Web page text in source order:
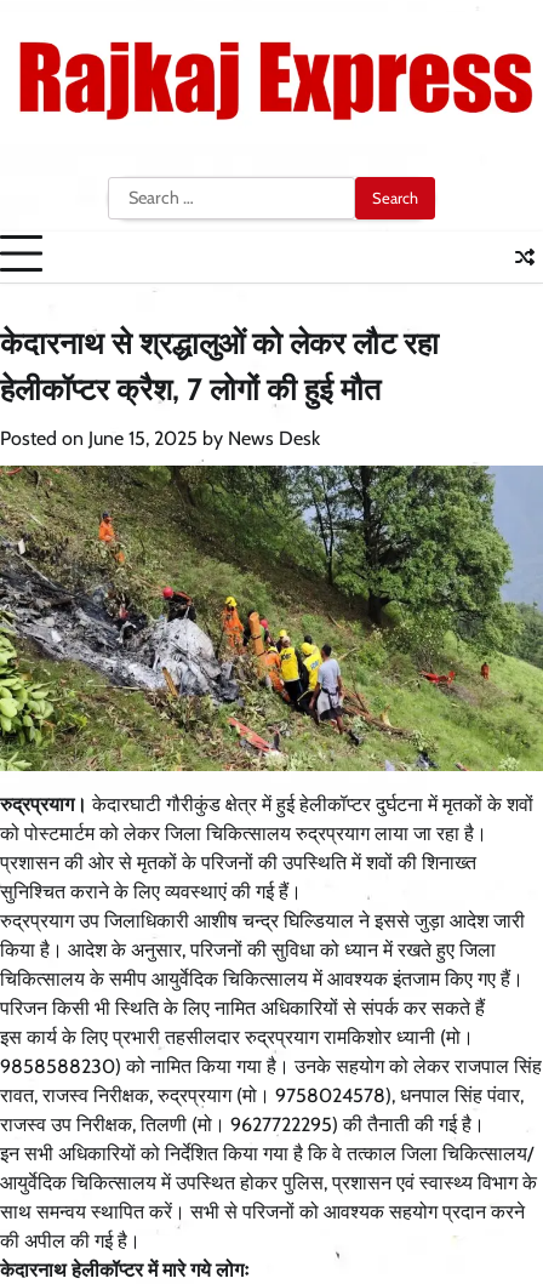
content
Search
for:
केदारनाथ से श्रद्धालुओं को लेकर लौट रहा
हेलीकॉप्टर क्रैश, 7 लोगों की हुई मौत
Posted on June 15, 2025 by News Desk
रुद्रप्रयाग। केदारघाटी गौरीकुंड क्षेत्र में हुई हेलीकॉप्टर दुर्घटना में मृतकों के शवों
को पोस्टमार्टम को लेकर जिला चिकित्सालय रुद्रप्रयाग लाया जा रहा है।
प्रशासन की ओर से मृतकों के परिजनों की उपस्थिति में शवों की शिनाख्त
सुनिश्चित कराने के लिए व्यवस्थाएं की गई हैं।
रुद्रप्रयाग उप जिलाधिकारी आशीष चन्द्र घिल्डियाल ने इससे जुड़ा आदेश जारी
किया है। आदेश के अनुसार, परिजनों की सुविधा को ध्यान में रखते हुए जिला
चिकित्सालय के समीप आयुर्वेदिक चिकित्सालय में आवश्यक इंतजाम किए गए हैं।
परिजन किसी भी स्थिति के लिए नामित अधिकारियों से संपर्क कर सकते हैं
इस कार्य के लिए प्रभारी तहसीलदार रुद्रप्रयाग रामकिशोर ध्यानी (मो।
9858588230) को नामित किया गया है। उनके सहयोग को लेकर राजपाल सिंह
रावत, राजस्व निरीक्षक, रुद्रप्रयाग (मो। 9758024578), धनपाल सिंह पंवार,
राजस्व उप निरीक्षक, तिलणी (मो। 9627722295) की तैनाती की गई है।
इन सभी अधिकारियों को निर्देशित किया गया है कि वे तत्काल जिला चिकित्सालय/
आयुर्वेदिक चिकित्सालय में उपस्थित होकर पुलिस, प्रशासन एवं स्वास्थ्य विभाग के
साथ समन्वय स्थापित करें। सभी से परिजनों को आवश्यक सहयोग प्रदान करने
की अपील की गई है।
केदारनाथ हेलीकॉप्टर में मारे गये लोगः